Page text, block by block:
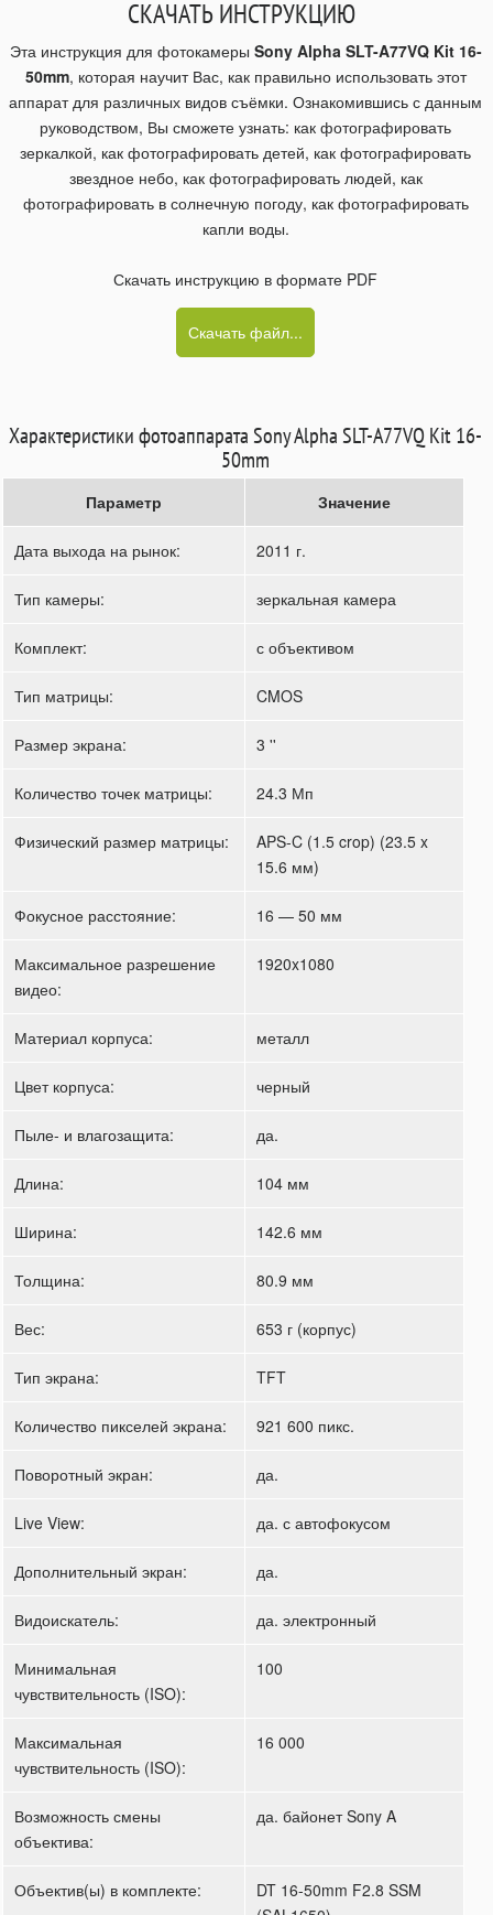
СКАЧАТЬ ИНСТРУКЦИЮ
Эта инструкция для фотокамеры Sony Alpha SLT-A77VQ Kit 16-
50mm, которая научит Вас, как правильно использовать этот
аппарат для различных видов съёмки. Ознакомившись с данным
руководством, Вы сможете узнать: как фотографировать
зеркалкой, как фотографировать детей, как фотографировать
звездное небо, как фотографировать людей, как
фотографировать в солнечную погоду, как фотографировать
капли воды.
Скачать инструкцию в формате PDF
Скачать файл...
Характеристики фотоаппарата Sony Alpha SLT-A77VQ Kit 16-
50mm
Параметр Значение
Дата выхода на рынок: 2011 г.
Тип камеры: зеркальная камера
Комплект: с объективом
Тип матрицы: CMOS
Размер экрана: 3 ''
Количество точек матрицы: 24.3 Мп
Физический размер матрицы:
APS-C (1.5 crop) (23.5 x
15.6 мм)
Фокусное расстояние: 16 — 50 мм
Максимальное разрешение
видео:
1920x1080
Материал корпуса: металл
Цвет корпуса: черный
Пыле- и влагозащита: да.
Длина: 104 мм
Ширина: 142.6 мм
Толщина: 80.9 мм
Вес: 653 г (корпус)
Тип экрана: TFT
Количество пикселей экрана: 921 600 пикс.
Поворотный экран: да.
Live View: да. с автофокусом
Дополнительный экран: да.
Видоискатель: да. электронный
Минимальная
чувствительность (ISO):
100
Максимальная
чувствительность (ISO):
16 000
Возможность смены
объектива:
да. байонет Sony A
Объектив(ы) в комплекте:
DT 16-50mm F2.8 SSM